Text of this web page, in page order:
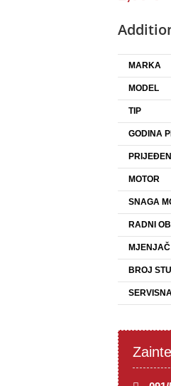
MARKA
MODEL
TIP
GODINA
MOTOR
SNAGA
RADNI
MJENJAČ
BROJ